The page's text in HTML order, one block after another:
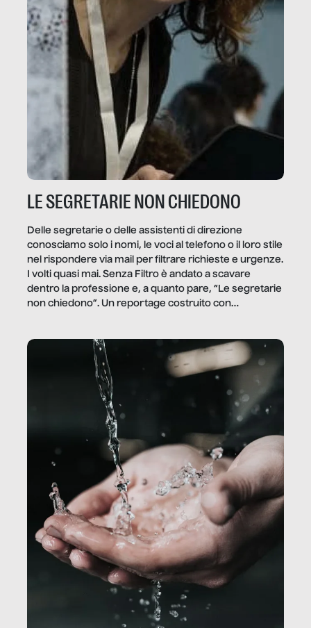
LE SEGRETARIE NON CHIEDONO
Delle segretarie o delle assistenti di direzione
conosciamo solo i nomi, le voci al telefono o il loro stile
nel rispondere via mail per filtrare richieste e urgenze.
I volti quasi mai. Senza Filtro è andato a scavare
dentro la professione e, a quanto pare, “Le segretarie
non chiedono”. Un reportage costruito con